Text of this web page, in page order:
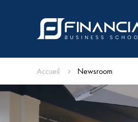
Accueil Newsroom